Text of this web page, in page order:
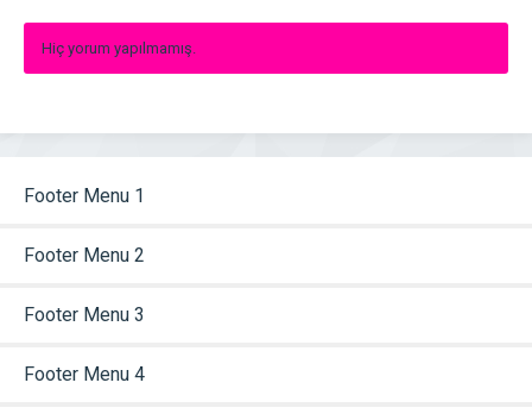
Hiç yorum yapılmamış.
Footer Menu 1
Footer Menu 2
Footer Menu 3
Footer Menu 4